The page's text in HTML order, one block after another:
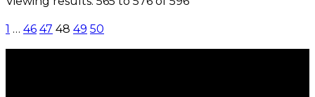
1 … 46 47 48 49 50